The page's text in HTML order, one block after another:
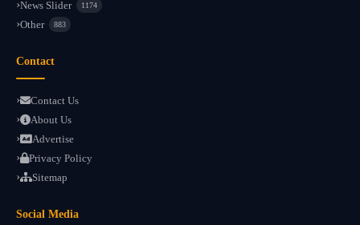
News Slider 1174
Other 883
Contact
Contact Us
About Us
Advertise
Privacy Policy
Sitemap
Social Media